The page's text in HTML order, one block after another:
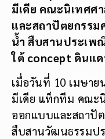
มีเดีย คณะนิเทศศ
และสถาปัตยกรรม
น้ำ สืบสานประเพ
ใต้ concept ดินแ
เมื่อวันที่ 10 เมษา
มีเดีย แท็กทีม คณะ
ออกแบบและสถาปั
สืบสานวัฒนธรรมป